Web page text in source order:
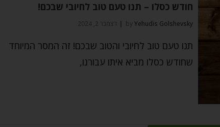
חודש כסלו – תנו טעם טוב לחיובי שבכם!
by Yehudis Golshevsky דצמבר 2, 2024
תנו טעם טוב לחיובי והטוב שבכם! זה המסר המיוחד
שחודש כסלו מביא איתו עבורנו,